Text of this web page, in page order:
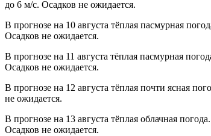
до 6 м/с. Осадков не ожидается.
В прогнозе на 10 августа тёплая пасмурная
Осадков не ожидается.
В прогнозе на 11 августа тёплая пасмурная
Осадков не ожидается.
В прогнозе на 12 августа тёплая почти ясная
не ожидается.
В прогнозе на 13 августа тёплая облачная
Осадков не ожидается.